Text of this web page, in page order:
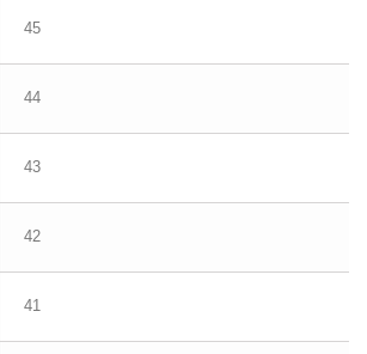
45
44
43
42
41